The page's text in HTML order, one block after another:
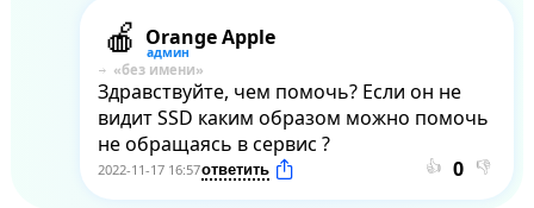
Orange Apple
Здравствуйте, чем помочь? Если он не
видит SSD каким образом можно помочь
не обращаясь в сервис ?
2022-11-17 16:57 👍 👎